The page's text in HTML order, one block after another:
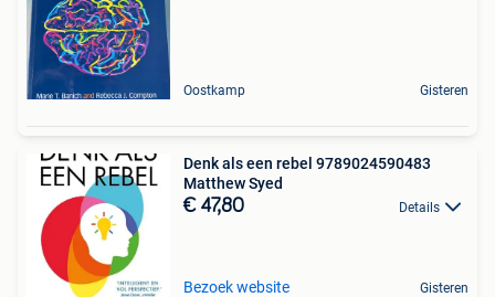
Oostkamp Gisteren
Denk als een rebel 9789024590483
Matthew Syed
€ 47,80 Details
Bezoek website Gisteren